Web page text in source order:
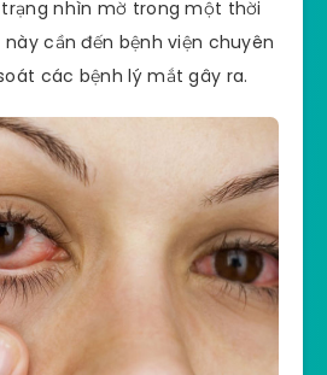
nhìn mờ trong một thời
cần đến bệnh viện chuyên
các bệnh lý mắt gây ra.